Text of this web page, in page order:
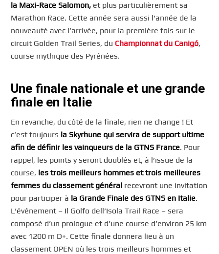
la Maxi-Race Salomon, et plus particulièrement sa
Marathon Race. Cette année sera aussi l’année de la
nouveauté avec l’arrivée, pour la première fois sur le
circuit Golden Trail Series, du Championnat du Canigó,
course mythique des Pyrénées.
Une finale nationale et une grande
finale en Italie
En revanche, du côté de la finale, rien ne change ! Et
c’est toujours la Skyrhune qui servira de support ultime
afin de définir les vainqueurs de la GTNS France. Pour
rappel, les points y seront doublés et, à l’issue de la
course, les trois meilleurs hommes et trois meilleures
femmes du classement général recevront une invitation
pour participer à la Grande Finale des GTNS en Italie.
L’événement – Il Golfo dell’Isola Trail Race – sera
composé d’un prologue et d’une course d’environ 25 km
avec 1200 m D+. Cette finale donnera lieu à un
classement OPEN où les trois meilleurs hommes et